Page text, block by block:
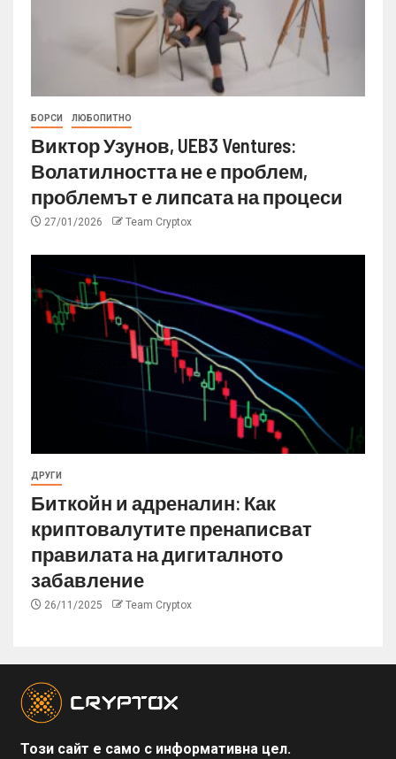
БОРСИ ЛЮБОПИТНО
Виктор Узунов, UEB3 Ventures:
Волатилността не е проблем,
проблемът е липсата на процеси
27/01/2026 Team Cryptox
ДРУГИ
Биткойн и адреналин: Как
криптовалутите пренаписват
правилата на дигиталното
забавление
26/11/2025 Team Cryptox
Този сайт е само с информативна цел.